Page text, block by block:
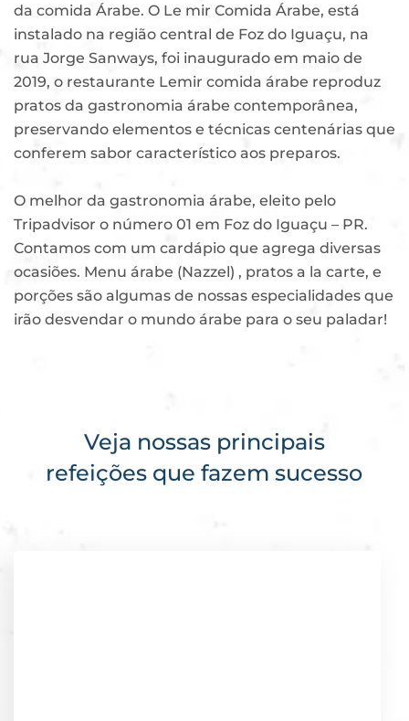
da comida Árabe. O Le mir Comida Árabe, está
instalado na região central de Foz do Iguaçu, na
rua Jorge Sanways, foi inaugurado em maio de
2019, o restaurante Lemir comida árabe reproduz
pratos da gastronomia árabe contemporânea,
preservando elementos e técnicas centenárias que
conferem sabor característico aos preparos.
O melhor da gastronomia árabe, eleito pelo
Tripadvisor o número 01 em Foz do Iguaçu – PR.
Contamos com um cardápio que agrega diversas
ocasiões. Menu árabe (Nazzel) , pratos a la carte, e
porções são algumas de nossas especialidades que
irão desvendar o mundo árabe para o seu paladar!
Veja nossas principais
refeições que fazem sucesso